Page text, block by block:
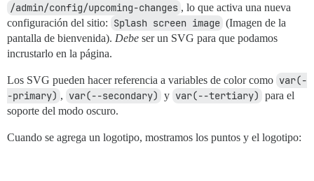
/admin/config/upcoming-changes , lo que activa una nueva
configuración del sitio: Splash screen image (Imagen de la
pantalla de bienvenida). Debe ser un SVG para que podamos
incrustarlo en la página.
Los SVG pueden hacer referencia a variables de color como var(-
-primary) , var(--secondary) y var(--tertiary) para el
soporte del modo oscuro.
Cuando se agrega un logotipo, mostramos los puntos y el logotipo: